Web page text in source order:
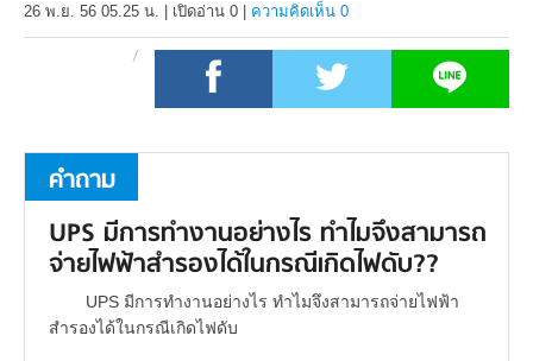
26 พ.ย. 56 05.25 น. เปิดอ่าน 0 ความคิดเห็น 0
คำถาม
UPS มีการทำงานอย่างไร ทำไมจึงสามารถ
จ่ายไฟฟ้าสำรองได้ในกรณีเกิดไฟดับ??
UPS มีการทำงานอย่างไร ทำไมจึงสามารถจ่ายไฟฟ้า
สำรองได้ในกรณีเกิดไฟดับ